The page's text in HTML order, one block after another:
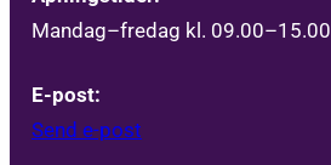
Mandag–fredag kl. 09.00–15.00
E-post:
Send e-post